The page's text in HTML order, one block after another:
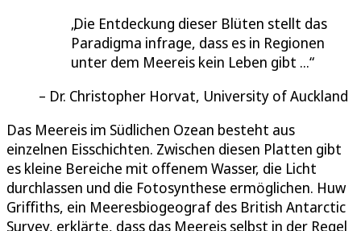
Die Entdeckung dieser Blüten stellt das
Paradigma infrage, dass es in Regionen
unter dem Meereis kein Leben gibt ...
Dr. Christopher Horvat, University of Auckland
Das Meereis im Südlichen Ozean besteht aus
einzelnen Eisschichten. Zwischen diesen Platten gibt
es kleine Bereiche mit offenem Wasser, die Licht
durchlassen und die Fotosynthese ermöglichen. Huw
Griffiths, ein Meeresbiogeograf des British Antarctic
Survey, erklärte, dass das Meereis selbst in der Regel